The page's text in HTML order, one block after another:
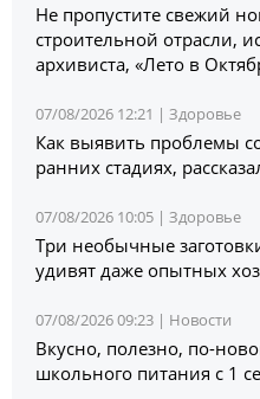
Не пропустите свежий
строительной отрасли,
архивиста, «Лето в
07/08/2026 12:21 | Здоровье
Как выявить проблемы
ранних стадиях,
07/08/2026 10:05 | Здоровье
Три необычные
удивят даже опытных
07/08/2026 09:23 | Новости
Вкусно, полезно, по-
школьного питания с 1